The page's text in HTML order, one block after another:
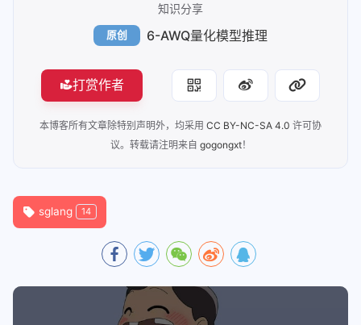
知识分享
原创 6-AWQ量化模型推理
打赏作者
本博客所有文章除特别声明外，均采用 CC BY-NC-SA 4.0 许可协
议。转载请注明来自 gogongxt！
sglang 14